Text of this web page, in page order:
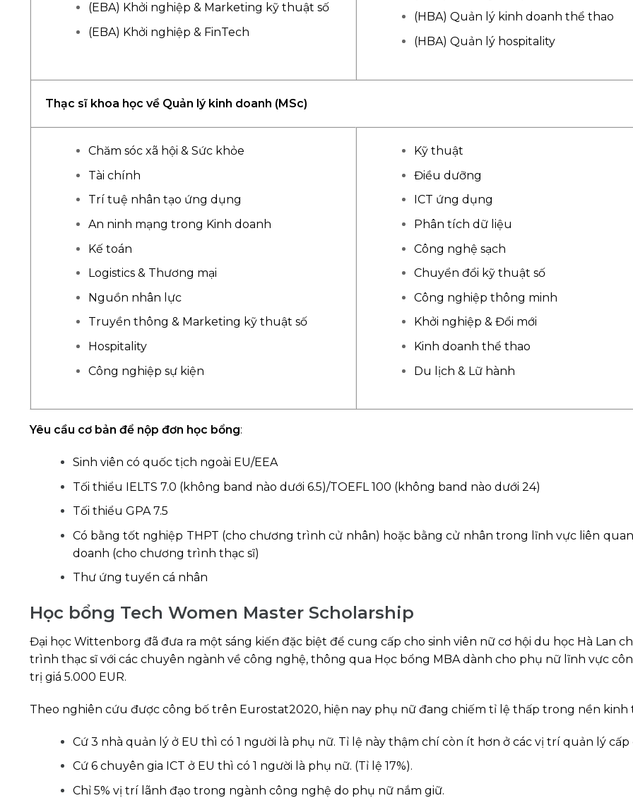
(EBA) Khởi nghiệp & Marketing kỹ thuật số
(EBA) Khởi nghiệp & FinTech
(HBA) Quản lý kinh doanh thể thao
(HBA) Quản lý hospitality
Thạc sĩ khoa học về Quản lý kinh doanh (MSc)
Chăm sóc xã hội & Sức khỏe
Tài chính
Trí tuệ nhân tạo ứng dụng
An ninh mạng trong Kinh doanh
Kế toán
Logistics & Thương mại
Nguồn nhân lực
Truyền thông & Marketing kỹ thuật số
Hospitality
Công nghiệp sự kiện
Kỹ thuật
Điều dưỡng
ICT ứng dụng
Phân tích dữ liệu
Công nghệ sạch
Chuyển đổi kỹ thuật số
Công nghiệp thông minh
Khởi nghiệp & Đổi mới
Kinh doanh thể thao
Du lịch & Lữ hành
Yêu cầu cơ bản để nộp đơn học bổng:
Sinh viên có quốc tịch ngoài EU/EEA
Tối thiểu IELTS 7.0 (không band nào dưới 6.5)/TOEFL 100 (không band nào dưới 24)
Tối thiểu GPA 7.5
Có bằng tốt nghiệp THPT (cho chương trình cử nhân) hoặc bằng cử nhân trong lĩnh vực liên
doanh (cho chương trình thạc sĩ)
Thư ứng tuyển cá nhân
Học bổng Tech Women Master Scholarship
Đại học Wittenborg đã đưa ra một sáng kiến ​​đặc biệt để cung cấp cho sinh viên nữ cơ hội du học Hà Lan
trình thạc sĩ với các chuyên ngành về công nghệ, thông qua Học bổng MBA dành cho phụ nữ lĩnh vực
trị giá 5.000 EUR.
Theo nghiên cứu được công bố trên Eurostat2020, hiện nay phụ nữ đang chiếm tỉ lệ thấp trong nền kinh
Cứ 3 nhà quản lý ở EU thì có 1 người là phụ nữ. Tỉ lệ này thậm chí còn ít hơn ở các vị trí quản lý cấp
Cứ 6 chuyên gia ICT ở EU thì có 1 người là phụ nữ. (Tỉ lệ 17%).
Chỉ 5% vị trí lãnh đạo trong ngành công nghệ do phụ nữ nắm giữ.